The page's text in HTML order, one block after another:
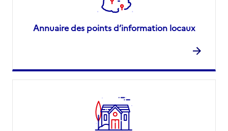
Annuaire des points d’information locaux